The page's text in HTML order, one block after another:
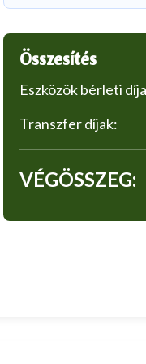
Összesítés
Eszközök bérleti
Transzfer díjak:
VÉGÖSSZEG: